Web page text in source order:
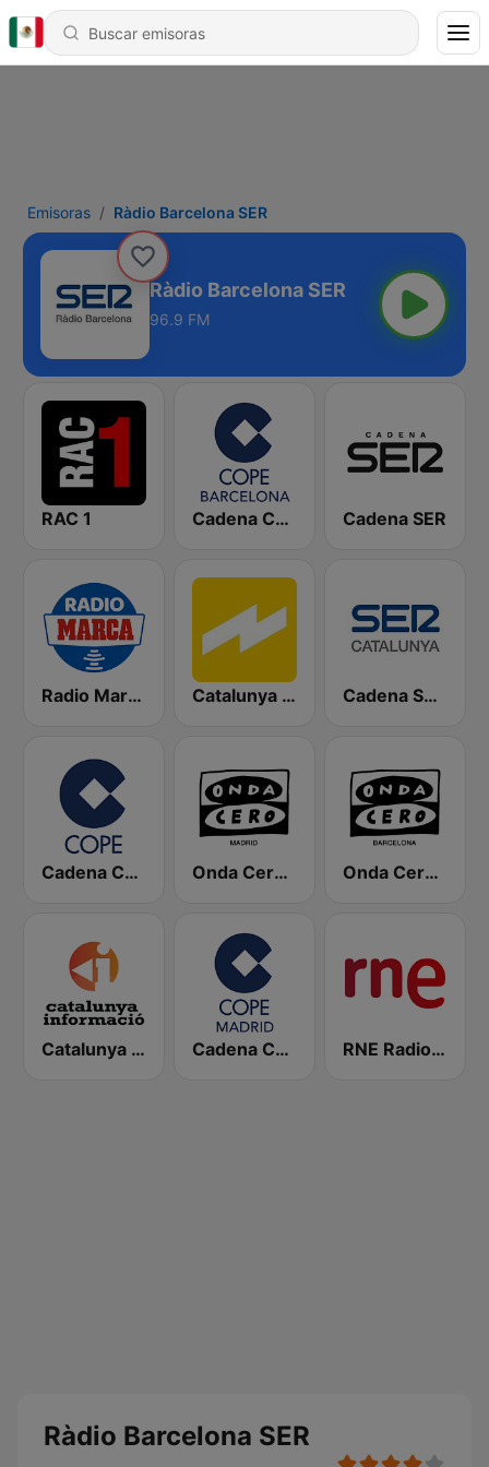
Emisoras Ràdio Barcelona SER
Ràdio Barcelona SER
96.9 FM
RAC 1 Cadena COPE Barcelona FM Cadena SER
Radio Marca Nacional Catalunya Ràdio Cadena SER Catalunya
Cadena COPE Onda Cero Madrid Onda Cero Barcelona
Catalunya Informació Cadena COPE Madrid RNE Radio Nacional
Ràdio Barcelona SER